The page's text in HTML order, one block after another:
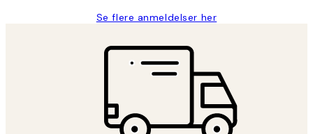
Se flere anmeldelser her